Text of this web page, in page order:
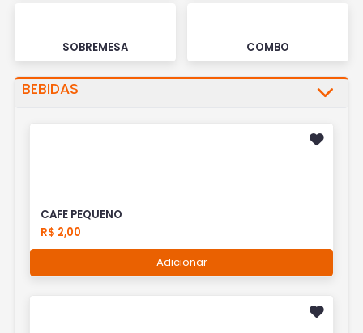
SOBREMESA COMBO
BEBIDAS
CAFE PEQUENO
R$ 2,00
Adicionar